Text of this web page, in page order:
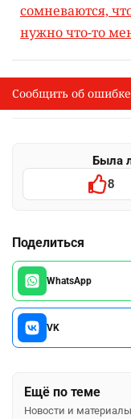
сомневаются,
нужно что-то
I
Сообщить об опечатке
Выделите фрагмент
Была
8
Поделиться
WhatsApp
VK
Ещё по теме
Новости и
Сообщить об ошибке